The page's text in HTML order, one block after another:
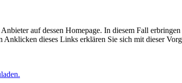
auf dessen Homepage. In diesem Fall
dieses Links erklären Sie sich mit dieser